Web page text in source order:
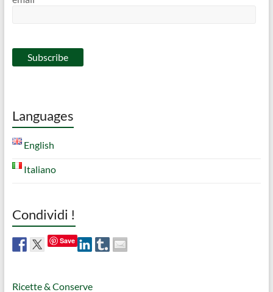
Languages
English
Italiano
Condividi !
Save
Ricette & Conserve